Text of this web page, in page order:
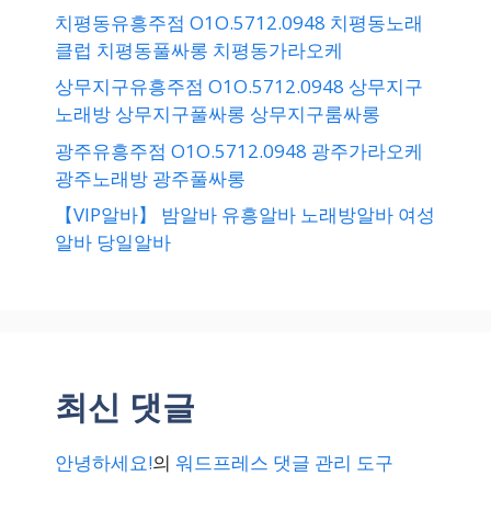
치평동유흥주점 O1O.5712.0948 치평동노래
클럽 치평동풀싸롱 치평동가라오케
상무지구유흥주점 O1O.5712.0948 상무지구
노래방 상무지구풀싸롱 상무지구룸싸롱
광주유흥주점 O1O.5712.0948 광주가라오케
광주노래방 광주풀싸롱
【VIP알바】 밤알바 유흥알바 노래방알바 여성
알바 당일알바
최신 댓글
안녕하세요!의 워드프레스 댓글 관리 도구